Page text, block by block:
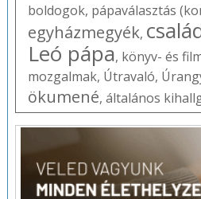
boldogok, pápaválasztás
egyházmegyék,
Leó pápa, könyv- és
mozgalmak, Útravaló,
ökumené, általános